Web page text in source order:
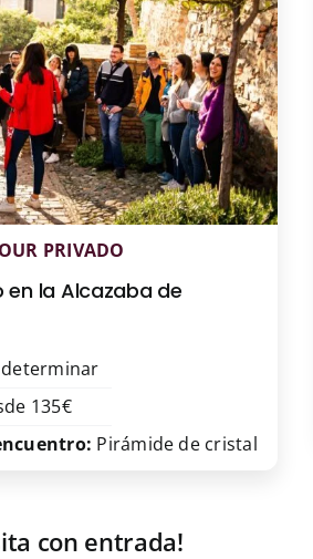
PRIVADO
en la Alcazaba de
determinar
135€
Pirámide de cristal
con entrada!